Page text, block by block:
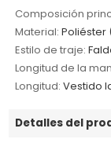
Composición
Material: Poliéster
Estilo de traje:
Longitud de la
Longitud: Vestido
Detalles del